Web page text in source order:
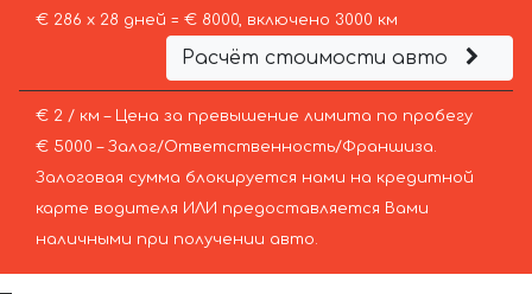
€ 286 х 28 дней = € 8000, включено 3000 км
Расчёт стоимости авто
€ 2 / км – Цена за превышение лимита по пробегу
€ 5000 – Залог/Ответственность/Франшиза.
Залоговая сумма блокируется нами на кредитной
карте водителя ИЛИ предоставляется Вами
наличными при получении авто.